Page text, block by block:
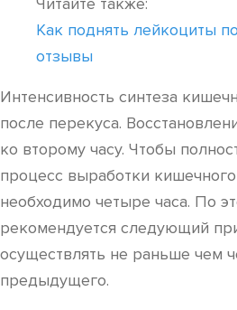
Как поднять лейкоциты
отзывы
Интенсивность синтеза
после перекуса.
ко второму часу. Чтобы
процесс выработки
необходимо четыре часа. По
рекомендуется следующий
осуществлять не раньше чем
предыдущего.